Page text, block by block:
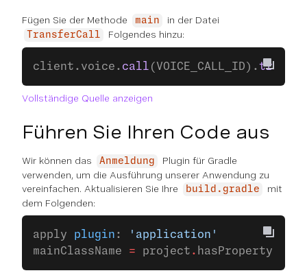
Fügen Sie der Methode main in der Datei
TransferCall Folgendes hinzu:
client.voice. call (VOICE_CALL_ID).
Vollständige Quelle anzeigen
Führen Sie Ihren Code aus
Wir können das Anmeldung
Plugin für Gradle
verwenden, um die Ausführung unserer Anwendung zu
vereinfachen. Aktualisieren Sie Ihre
build.gradle
mit
dem Folgenden:
apply plugin :
'application'
mainClassName = project . hasProperty(